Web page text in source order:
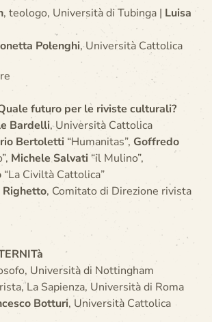
, teologo, Università di Tubinga | Luisa
Polenghi, Università Cattolica
futuro per le riviste culturali?
Bardelli, Università Cattolica
Bertoletti “Humanitas”, Goffredo
Michele Salvati “il Mulino”,
“La Civiltà Cattolica”
, Comitato di Direzione rivista
Università di Nottingham
La Sapienza, Università di Roma
Botturi, Università Cattolica